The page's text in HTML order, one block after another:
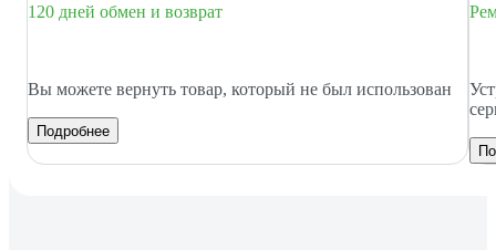
120 дней обмен и возврат
Вы можете вернуть товар, который не был использован
Подробнее